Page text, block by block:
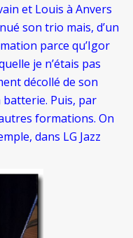
et Louis à Anvers
son trio mais, d’un
parce qu’Igor
je n’étais pas
décollé de son
Puis, par
formations. On
dans LG Jazz